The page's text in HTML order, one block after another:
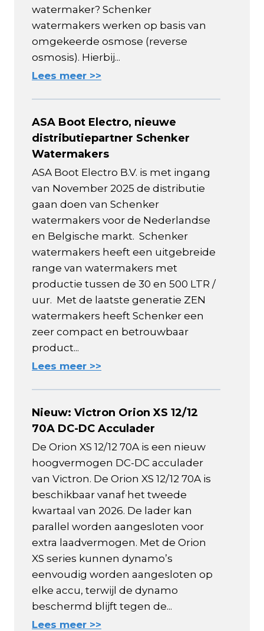
watermaker? Schenker
watermakers werken op basis van
omgekeerde osmose (reverse
osmosis). Hierbij...
Lees meer >>
ASA Boot Electro, nieuwe
distributiepartner Schenker
Watermakers
ASA Boot Electro B.V. is met ingang
van November 2025 de distributie
gaan doen van Schenker
watermakers voor de Nederlandse
en Belgische markt. Schenker
watermakers heeft een uitgebreide
range van watermakers met
productie tussen de 30 en 500 LTR /
uur. Met de laatste generatie ZEN
watermakers heeft Schenker een
zeer compact en betrouwbaar
product...
Lees meer >>
Nieuw: Victron Orion XS 12/12
70A DC-DC Acculader
De Orion XS 12/12 70A is een nieuw
hoogvermogen DC-DC acculader
van Victron. De Orion XS 12/12 70A is
beschikbaar vanaf het tweede
kwartaal van 2026. De lader kan
parallel worden aangesloten voor
extra laadvermogen. Met de Orion
XS series kunnen dynamo’s
eenvoudig worden aangesloten op
elke accu, terwijl de dynamo
beschermd blijft tegen de...
Lees meer >>